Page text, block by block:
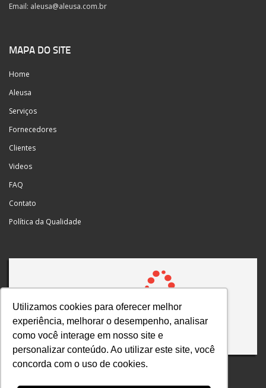
Utilizamos cookies para oferecer melhor
experiência, melhorar o desempenho, analisar
como você interage em nosso site e
personalizar conteúdo. Ao utilizar este site, você
concorda com o uso de cookies.
Email: aleusa@aleusa.com.br
MAPA DO SITE
Home
Aleusa
Serviços
Fornecedores
Clientes
Videos
FAQ
Contato
Política da Qualidade